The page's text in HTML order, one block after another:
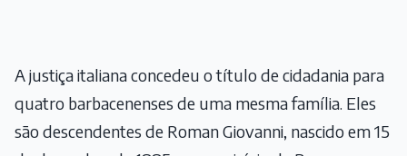
A justiça italiana concedeu o título de cidadania para
quatro barbacenenses de uma mesma família. Eles
são descendentes de Roman Giovanni, nascido em 15